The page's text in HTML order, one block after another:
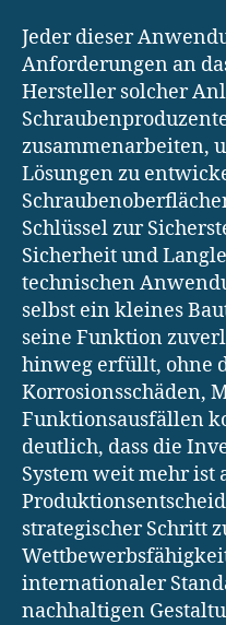
Jeder dieser
Anforderungen an
Hersteller solcher
zusammenarbeiten,
Lösungen zu
Schlüssel zur
Sicherheit und
technischen
selbst ein kleines
seine Funktion
hinweg erfüllt, ohne
Korrosionsschäden,
Funktionsausfällen
deutlich, dass die
System weit mehr ist
strategischer Schritt
internationaler
nachhaltigen